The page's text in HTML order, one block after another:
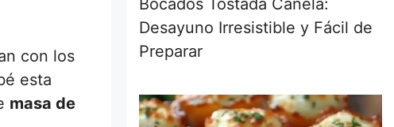
con los
esta
masa de
Bocados Tostada Canela:
Desayuno Irresistible y Fácil de
Preparar